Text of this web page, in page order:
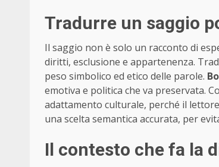
Tradurre un saggio
Il saggio non è solo un racconto di
diritti, esclusione e appartenenza.
peso simbolico ed etico delle parole.
emotiva e politica che va preservata.
adattamento culturale, perché il
una scelta semantica accurata, per
Il contesto che fa la